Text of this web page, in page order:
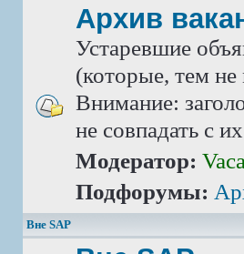
Архив
Устаревшие
(которые, тем
Внимание:
не совпадать с
Модератор:
Подфорумы:
Вне SAP